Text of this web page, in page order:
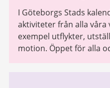
I Göteborgs Stads
aktiviteter från alla våra
exempel utflykter,
motion. Öppet för alla